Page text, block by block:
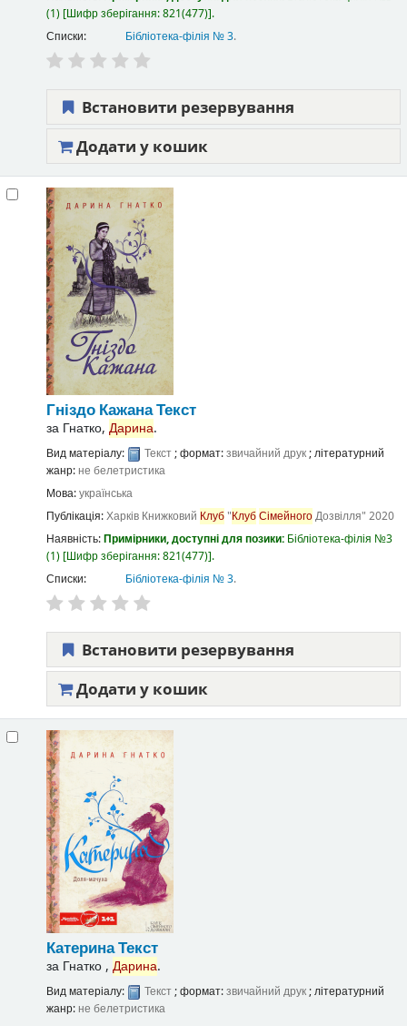
(1) Шифр зберігання:821(477) .
Списки:
Бібліотека-філія № 3.
Встановити резервування
Додати у кошик
Гніздо КажанаТекст
за Гнатко, Дарина.
Вид матеріалу: Текст; формат:звичайний друк; літературний
жанр:не белетристика
Мова:українська
Публікація:Харків Книжковий Клуб"КлубСімейногоДозвілля" 2020
Наявність:Примірники, доступні для позики: Бібліотека-філія №3
(1) Шифр зберігання:821(477) .
Списки:
Бібліотека-філія № 3.
Встановити резервування
Додати у кошик
КатеринаТекст
за Гнатко , Дарина.
Вид матеріалу: Текст; формат:звичайний друк; літературний
жанр: не белетристика